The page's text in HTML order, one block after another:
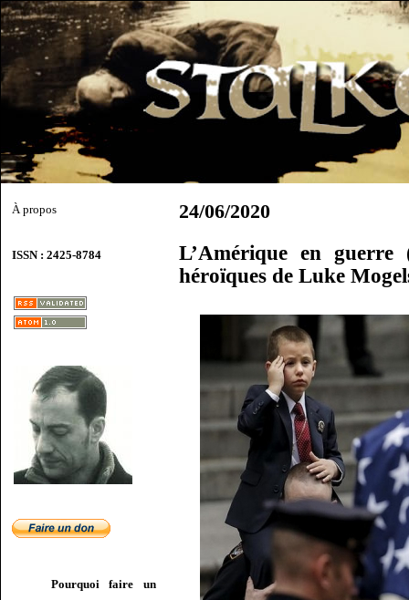
À propos
ISSN : 2425-8784
Pourquoi faire un
24/06/2020
L’Amérique en
héroïques de Luke